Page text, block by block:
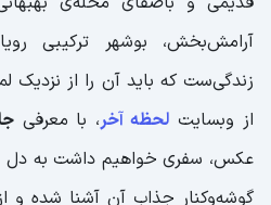
آرامش‌بخش، بوشهر ترکیبی
زندگی‌ست که باید آن را از نزدیک
از وبسایت لحظه آخر، با معرفی
عکس، سفری خواهیم داشت به دل
گوشه‌وکنار جذاب آن آشنا شده و